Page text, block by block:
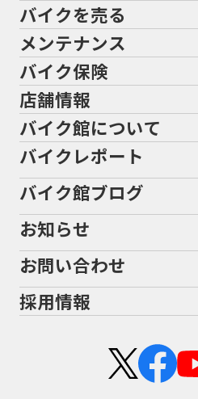
バイクを買う トップ
バイクを探す
メーカーから探す
色から探す
スタイルから探す
排気量から探す
地域から探す
バイクを売る
バイクを売る トップ
バイク館買取の強み
バイクを高く売るコツ
バイク買取の流れ
全国展開の強み
メーカー別買取相場・
ヤマハ
ホンダ
スズキ
ハーレーダビッドソン
メンテナンス
メンテナンス トップ
バイク点検
バイク車検
Bikeep
バイク保険
バイク保険 トップ
自賠責保険
任意保険
バイク保険無料見積り（現在未
バイク保険無料見積り（他社で
盗難保険
店舗情報
店舗情報 トップ
北海道
宮城
福島
茨城
栃木
バイク館について
バイク館について トップ
バイク館が選ばれる理由
会社概要
沿革
二輪公正取引協議会加盟店
バイクレポート
バイク館ブログ
お知らせ
お問い合わせ
採用情報
中途採用・アルバイト